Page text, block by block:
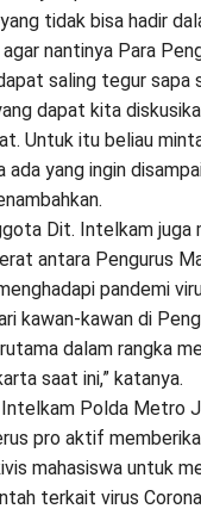
tidak bisa hadir
nantinya Para
saling tegur sapa
dapat kita
Untuk itu beliau
ada yang ingin
Dit. Intelkam juga
antara Pengurus
pandemi
kawan-kawan di
dalam rangka
saat ini,” katanya.
Polda Metro
pro aktif
mahasiswa untuk
terkait virus